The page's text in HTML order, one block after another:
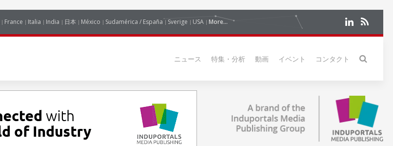
France Italia India 日本 México Sudamérica / España Sverige USA More...
ニュース 特集・分析 動画 イベント コンタクト